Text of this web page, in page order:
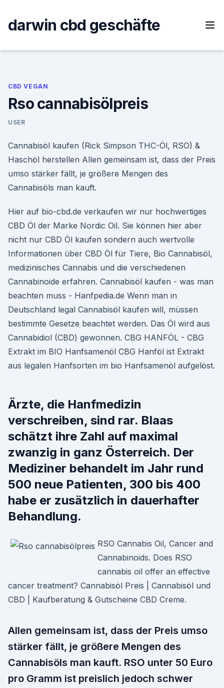
content
darwin cbd geschäfte
CBD VEGAN
Rso cannabisölpreis
USER
Cannabisöl kaufen (Rick Simpson THC-Öl, RSO) &
Haschöl herstellen Allen gemeinsam ist, dass der Preis
umso stärker fällt, je größere Mengen des
Cannabisöls man kauft.
Hier auf bio-cbd.de verkaufen wir nur hochwertiges
CBD Öl der Marke Nordic Oil. Sie können hier aber
nicht nur CBD Öl kaufen sondern auch wertvolle
Informationen über CBD Öl für Tiere, Bio Cannabisöl,
medizinisches Cannabis und die verschiedenen
Cannabinoide erfahren. Cannabisöl kaufen - was man
beachten muss - Hanfpedia.de Wenn man in
Deutschland legal Cannabisöl kaufen will, müssen
bestimmte Gesetze beachtet werden. Das Öl wird aus
Cannabidiol (CBD) gewonnen. CBG HANFÖL - CBG
Extrakt im BIO Hanfsamenöl CBG Hanföl ist Extrakt
aus legalen Hanfsorten im bio Hanfsamenöl aufgelöst.
Ärzte, die Hanfmedizin
verschreiben, sind rar. Blaas
schätzt ihre Zahl auf maximal
zwanzig in ganz Österreich. Der
Mediziner behandelt im Jahr rund
500 neue Patienten, 300 bis 400
habe er zusätzlich in dauerhafter
Behandlung.
RSO Cannabis Oil, Cancer and
Cannabinoids. Does RSO
cannabis oil offer an effective
cancer treatment? Cannabisöl Preis | Cannabisöl und
CBD | Kaufberatung & Gutscheine CBD Creme.
Allen gemeinsam ist, dass der Preis umso
stärker fällt, je größere Mengen des
Cannabisöls man kauft. RSO unter 50 Euro
pro Gramm ist preislich jedoch schwer